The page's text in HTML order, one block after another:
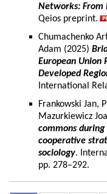
Networks: From
Qeios preprint.
Chumachenko
Adam (2025)
European Union
Developed
International
Frankowski Jan,
Mazurkiewicz
commons
cooperative
sociology.
pp. 278–292.